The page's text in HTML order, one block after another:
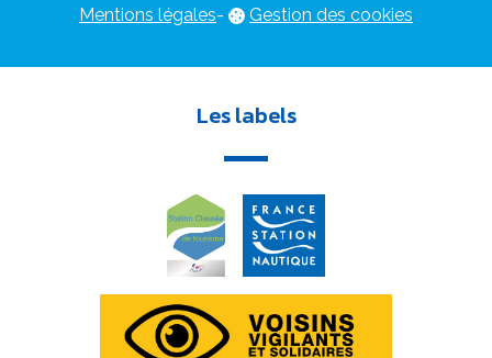
Mentions légales- Gestion des cookies
Les labels